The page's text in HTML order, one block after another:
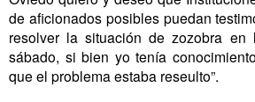
de aficionados posibles puedan
resolver la situación de zozobra en
sábado, si bien yo tenía
que el problema estaba reseulto”.